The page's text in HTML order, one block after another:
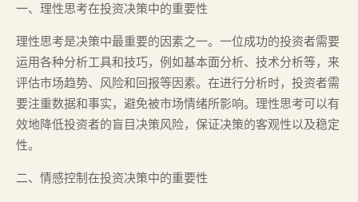
一、理性思考在投资决策中的重要性
理性思考是决策中最重要的因素之一。一位成功的投资者需要
运用各种分析工具和技巧，例如基本面分析、技术分析等，来
评估市场趋势、风险和回报等因素。在进行分析时，投资者需
要注重数据和事实，避免被市场情绪所影响。理性思考可以有
效地降低投资者的盲目决策风险，保证决策的客观性以及稳定
性。
二、情感控制在投资决策中的重要性